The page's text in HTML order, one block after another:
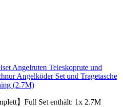
Angelruten Teleskoprute und
Angelköder Set und Tragetasche
(2.7M)
】Full Set enthält: 1x 2.7M